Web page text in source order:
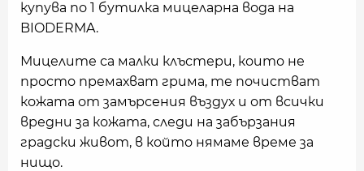
купува по 1 бутилка мицеларна вода на
BIODERMA.
Мицелите са малки клъстери, които не
просто премахват грима, те почистват
кожата от замърсения въздух и от всички
вредни за кожата, следи на забързания
градски живот, в който нямаме време за
нищо.